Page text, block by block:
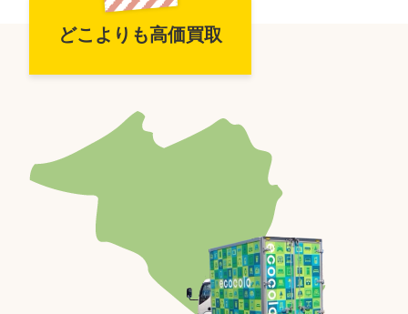
どこよりも高価買取